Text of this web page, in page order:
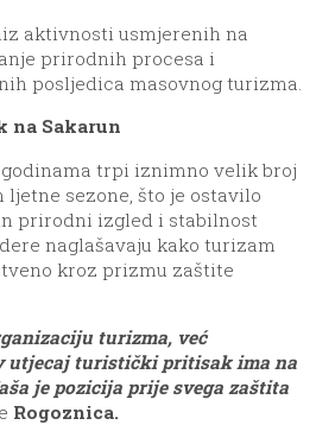
aktivnosti usmjerenih na
prirodnih procesa i
posljedica masovnog turizma.
Sakarun
godinama trpi iznimno velik broj
sezone, što je ostavilo
prirodni izgled i stabilnost
naglašavaju kako turizam
kroz prizmu zaštite
turizma, već
utjecaj turistički pritisak ima na
je pozicija prije svega zaštita
Rogoznica.